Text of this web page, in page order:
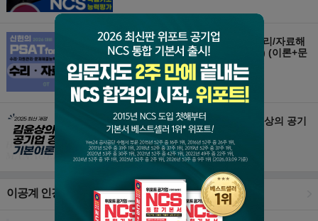
[최신] 신헌의 PSAT for NCS 수리/자료해
석(수리·자원관리·문제해결능력) (이론+문
제풀이+실전편) - All in one
신헌/ 조회 27914
[최신] [단일/상경통합전공] 김윤상의 공기
업 경영학 기본이론- 2025 개정
김윤상/ 조회 17641
이공계 인강